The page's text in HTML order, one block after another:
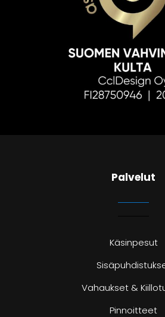
Palvelut
Käsinpesut
Vahaukset &
Pinnoitteet